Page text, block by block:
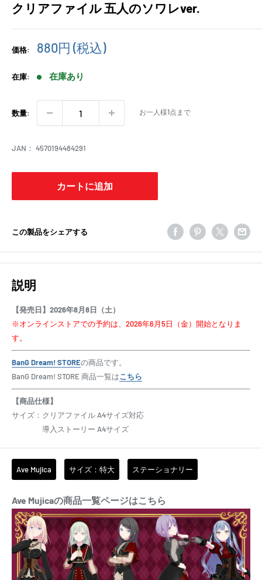
クリアファイル 五人のソワレver.
価格:
販
価
880円 (税込)
在庫: 在庫あり
数量: お一人様1点まで
JAN： 4570194484291
カートに追加
この製品をシェアする
説明
【発売日】2026年8月8日（土）
※オンラインストアでの予約は、2026年6月5日（金）開始となりま
す。
BanG Dream! STOREの商品です。
BanG Dream! STORE 商品一覧はこちら
【商品仕様】
サイズ：クリアファイル A4サイズ対応
導入ストーリー A4サイズ
Ave Mujica サイズ：特大 ステーショナリー
Ave Mujicaの商品一覧ページはこちら